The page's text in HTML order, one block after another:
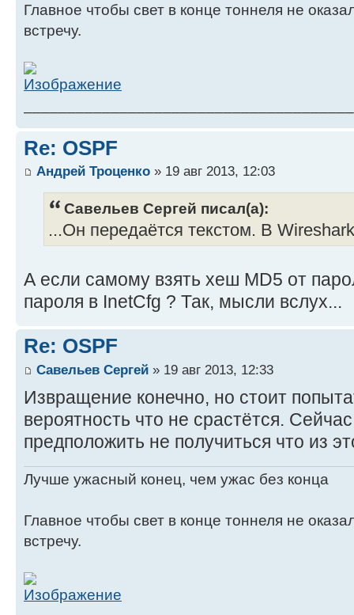
Главное чтобы свет в конце тоннеля не
встречу.
Re: OSPF
Андрей Троценко » 19 авг 2013, 12:03
Савельев Сергей писал(а):
...Он передаётся текстом. В
А если самому взять хеш MD5 от
пароля в InetCfg ? Так, мысли вслух...
Re: OSPF
Савельев Сергей » 19 авг 2013, 12:33
Извращение конечно, но стоит
вероятность что не срастётся.
предположить не получиться что из
Лучше ужасный конец, чем ужас без конца
Главное чтобы свет в конце тоннеля не
встречу.